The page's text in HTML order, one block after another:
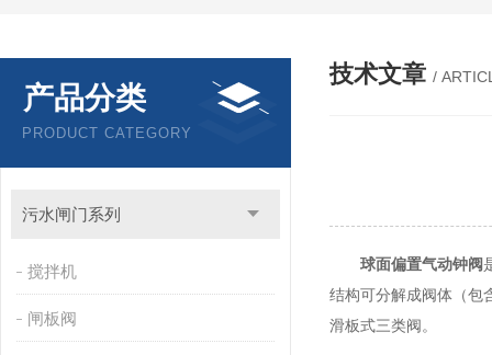
产品分类
PRODUCT CATEGORY
污水闸门系列
搅拌机
闸板阀
技术文章 /
球面偏置气动钟阀
结构可分解成阀体（包
滑板式三类阀。